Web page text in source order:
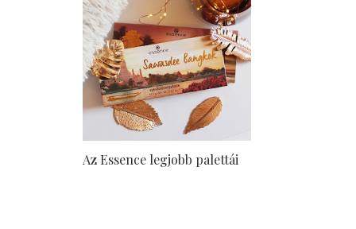
Az Essence legjobb palettái